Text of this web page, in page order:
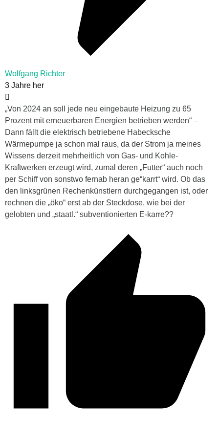
Wolfgang Richter
3 Jahre her
„Von 2024 an soll jede neu eingebaute Heizung zu 65
Prozent mit erneuerbaren Energien betrieben werden“ –
Dann fällt die elektrisch betriebene Habecksche
Wärmepumpe ja schon mal raus, da der Strom ja meines
Wissens derzeit mehrheitlich von Gas- und Kohle-
Kraftwerken erzeugt wird, zumal deren „Futter“ auch noch
per Schiff von sonstwo fernab heran ge“karrt“ wird. Ob das
den linksgrünen Rechenkünstlern durchgegangen ist, oder
rechnen die „öko“ erst ab der Steckdose, wie bei der
gelobten und „staatl.“ subventionierten E-karre??